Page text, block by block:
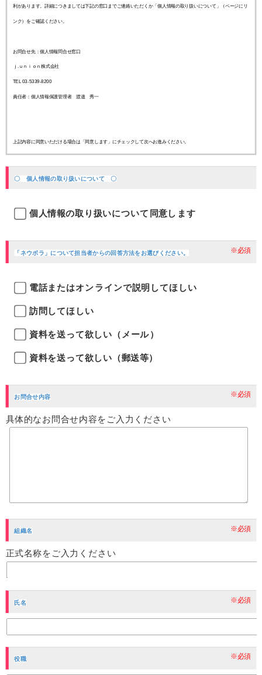
利があります。詳細につきましては下記の窓口までご連絡いただくか「個人情報の取り扱いについて」（ページにリ
ンク）をご確認ください。
お問合せ先：個人情報問合せ窓口
ｊ.ｕｎｉｏｎ株式会社
TEL 03-5339-8200
責任者：個人情報保護管理者 渡邉 秀一
上記内容に同意いただける場合は「同意します」にチェックして次へお進みください。
〇 個人情報の取り扱いについて 〇
個人情報の取り扱いについて同意します
「ネウボラ」について担当者からの回答方法をお選びください。 ※必須
電話またはオンラインで説明してほしい
訪問してほしい
資料を送って欲しい（メール）
資料を送って欲しい（郵送等）
お問合せ内容 ※必須
具体的なお問合せ内容をご入力ください
組織名 ※必須
正式名称をご入力ください
氏名 ※必須
役職 ※必須